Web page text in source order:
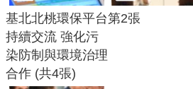
n
g
l
i
s
基北北桃環保平台
持續交流 強化污
染防制與環境治理
合作 (共4張)
第2張